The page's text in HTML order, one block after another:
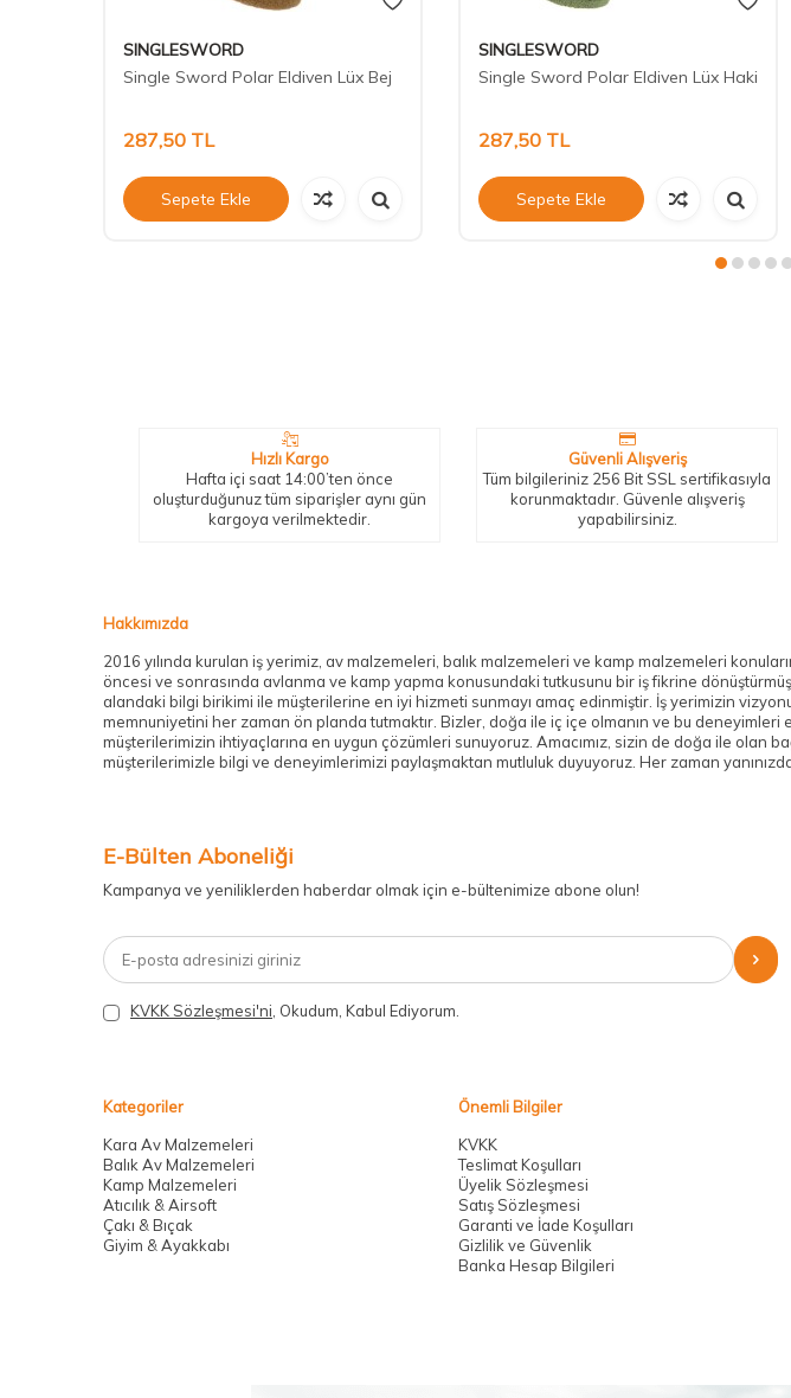
SINGLESWORD
Single Sword Polar Eldiven Lüx Bej
287,50 TL
Sepete Ekle
SINGLESWORD
Single Sword Polar Eldiven Lüx Haki
287,50 TL
Sepete Ekle
Hızlı Kargo
Hafta içi saat 14:00’ten önce
oluşturduğunuz tüm siparişler aynı gün
kargoya verilmektedir.
Güvenli Alışveriş
Tüm bilgileriniz 256 Bit SSL sertifikasıyla
korunmaktadır. Güvenle alışveriş
yapabilirsiniz.
Hakkımızda
2016 yılında kurulan iş yerimiz, av malzemeleri, balık malzemeleri ve kamp malzemeleri
öncesi ve sonrasında avlanma ve kamp yapma konusundaki tutkusunu bir iş fikrine
alandaki bilgi birikimi ile müşterilerine en iyi hizmeti sunmayı amaç edinmiştir. İş yerimizin
memnuniyetini her zaman ön planda tutmaktır. Bizler, doğa ile iç içe olmanın ve bu
müşterilerimizin ihtiyaçlarına en uygun çözümleri sunuyoruz. Amacımız, sizin de doğa ile olan
müşterilerimizle bilgi ve deneyimlerimizi paylaşmaktan mutluluk duyuyoruz. Her zaman
E-Bülten Aboneliği
Kampanya ve yeniliklerden haberdar olmak için e-bültenimize abone olun!
KVKK Sözleşmesi'ni, Okudum, Kabul Ediyorum.
Kategoriler
Kara Av Malzemeleri
Balık Av Malzemeleri
Kamp Malzemeleri
Atıcılık & Airsoft
Çakı & Bıçak
Giyim & Ayakkabı
Önemli Bilgiler
KVKK
Teslimat Koşulları
Üyelik Sözleşmesi
Satış Sözleşmesi
Garanti ve İade Koşulları
Gizlilik ve Güvenlik
Banka Hesap Bilgileri